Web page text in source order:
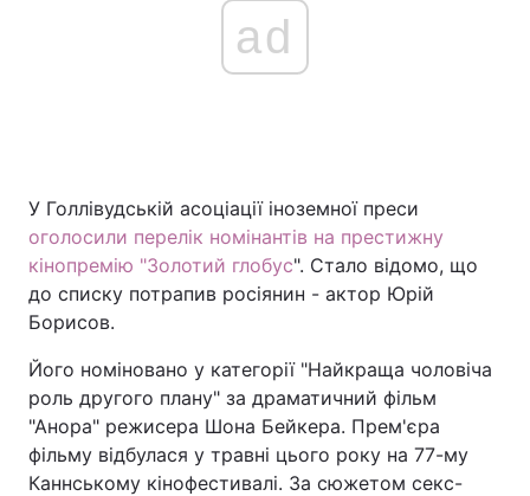
Головна Війна
Політика
Економіка Світ
Техно і зв'язок Лайт
Зброя Інциденти
ad
У Голлівудській асоціації іноземної преси
оголосили перелік номінантів на престижну
кінопремію "Золотий глобус". Стало відомо, що
до списку потрапив росіянин - актор Юрій
Борисов.
Його номіновано у категорії "Найкраща чоловіча
роль другого плану" за драматичний фільм
"Анора" режисера Шона Бейкера. Прем'єра
фільму відбулася у травні цього року на 77-му
Каннському кінофестивалі. За сюжетом секс-